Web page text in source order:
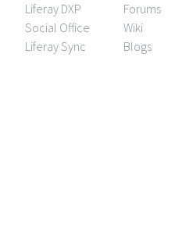
Liferay DXP
Social Office
Liferay Sync
Forums
Wiki
Blogs